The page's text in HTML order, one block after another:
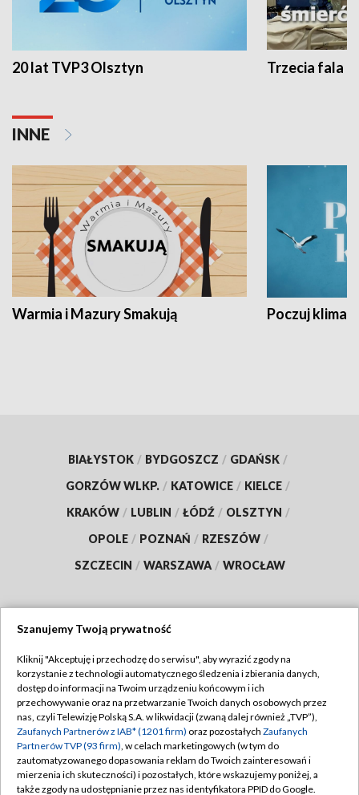
20 lat TVP3 Olsztyn Trzecia fala -
INNE
Warmia i Mazury Smakują Poczuj klimat
BIAŁYSTOK / BYDGOSZCZ / GDAŃSK /
GORZÓW WLKP. / KATOWICE / KIELCE /
KRAKÓW / LUBLIN / ŁÓDŹ / OLSZTYN /
OPOLE / POZNAŃ / RZESZÓW /
SZCZECIN / WARSZAWA / WROCŁAW
TVP
Abonament TVP
Emisja w TVP
Centrum informacji TVP
Naziemna Telewizja Cyfrowa
Regulamin TVP
Polityka prywatności
Moje zgody
Pomoc
Szanujemy Twoją prywatność
Kliknij "Akceptuję i przechodzę do serwisu", aby wyrazić zgody na
korzystanie z technologii automatycznego śledzenia i zbierania danych,
dostęp do informacji na Twoim urządzeniu końcowym i ich
przechowywanie oraz na przetwarzanie Twoich danych osobowych przez
nas, czyli Telewizję Polską S.A. w likwidacji (zwaną dalej również „TVP”),
Zaufanych Partnerów z IAB* (1201 firm) oraz pozostałych Zaufanych
Partnerów TVP (93 firm), w celach marketingowych (w tym do
zautomatyzowanego dopasowania reklam do Twoich zainteresowań i
mierzenia ich skuteczności) i pozostałych, które wskazujemy poniżej, a
także zgody na udostępnianie przez nas identyfikatora PPID do Google.